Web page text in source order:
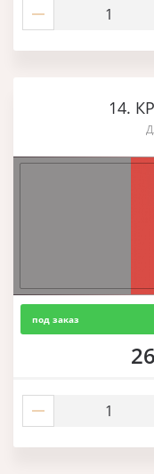
14.
под заказ